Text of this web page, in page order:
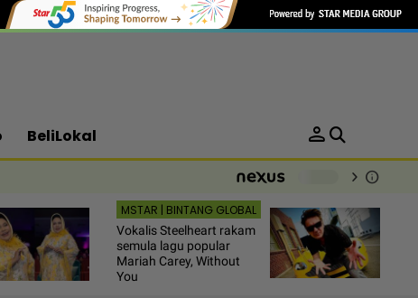
BeliLokal person
chevron_right info
MSTAR | BINTANG GLOBAL
Vokalis Steelheart rakam
semula lagu popular
Mariah Carey, Without
You